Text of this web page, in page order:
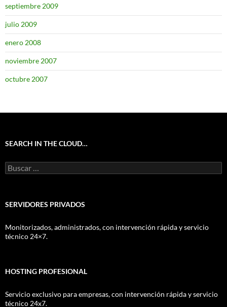
septiembre 2009
julio 2009
enero 2008
noviembre 2007
octubre 2007
SEARCH IN THE CLOUD…
Buscar:
SERVIDORES PRIVADOS
Monitorizados, administrados, con intervención rápida y servicio
técnico 24×7.
HOSTING PROFESIONAL
Servicio exclusivo para empresas, con intervención rápida y servicio
técnico 24x7.